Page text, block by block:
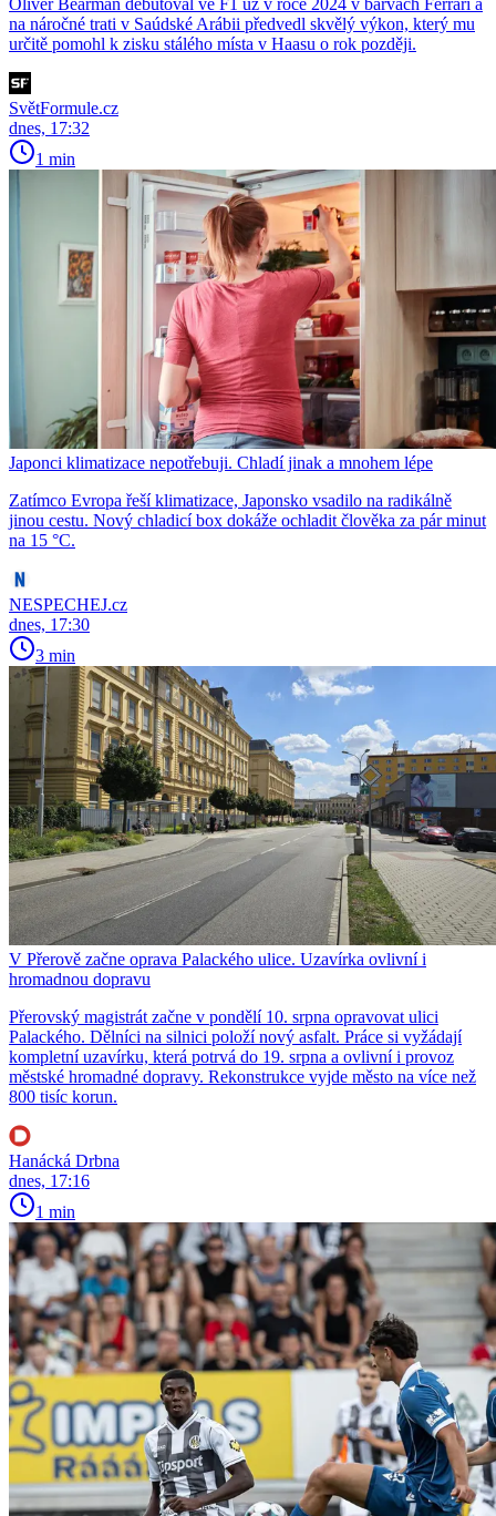
na náročné trati v Saúdské Arábii předvedl skvělý výkon, který mu
určitě pomohl k zisku stálého místa v Haasu o rok později.
SvětFormule.cz
dnes, 17:32
1 min
Japonci klimatizace nepotřebuji. Chladí jinak a mnohem lépe
Zatímco Evropa řeší klimatizace, Japonsko vsadilo na radikálně
jinou cestu. Nový chladicí box dokáže ochladit člověka za pár minut
na 15 °C.
NESPECHEJ.cz
dnes, 17:30
3 min
V Přerově začne oprava Palackého ulice. Uzavírka ovlivní i
hromadnou dopravu
Přerovský magistrát začne v pondělí 10. srpna opravovat ulici
Palackého. Dělníci na silnici položí nový asfalt. Práce si vyžádají
kompletní uzavírku, která potrvá do 19. srpna a ovlivní i provoz
městské hromadné dopravy. Rekonstrukce vyjde město na více než
800 tisíc korun.
Hanácká Drbna
dnes, 17:16
1 min